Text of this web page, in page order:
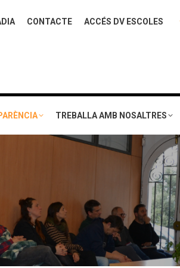
CONTACTE ACCÉS DV ESCOLES
TREBALLA AMB NOSALTRES